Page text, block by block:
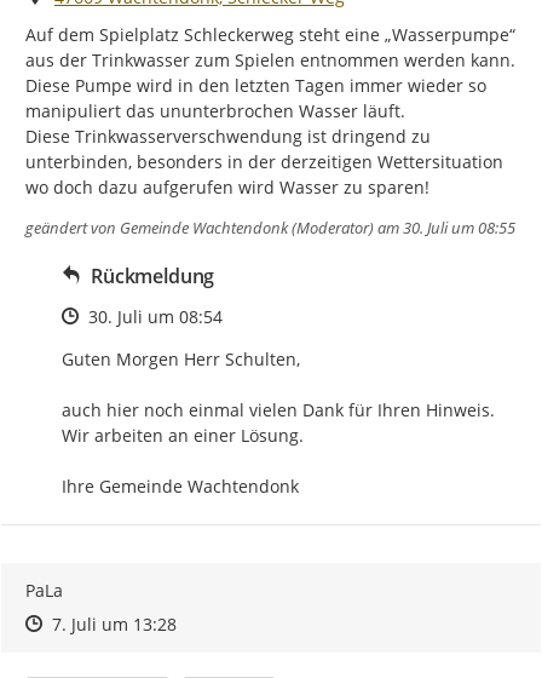
Auf dem Spielplatz Schleckerweg steht eine „Wasserpumpe“
aus der Trinkwasser zum Spielen entnommen werden kann.
Diese Pumpe wird in den letzten Tagen immer wieder so
manipuliert das ununterbrochen Wasser läuft.
Diese Trinkwasserverschwendung ist dringend zu
unterbinden, besonders in der derzeitigen Wettersituation
wo doch dazu aufgerufen wird Wasser zu sparen!
geändert von Gemeinde Wachtendonk (Moderator)am 30. Juli um 08:55
Rückmeldung
Zeitpunkt des Erstellens
30. Juli um 08:54
Guten Morgen Herr Schulten,
auch hier noch einmal vielen Dank für Ihren Hinweis.
Wir arbeiten an einer Lösung.
Ihre Gemeinde Wachtendonk
PaLa
Zeitpunkt des Erstellens
Zeitpunkt des Erstellens
7. Juli um 13:28Zur Äußerung